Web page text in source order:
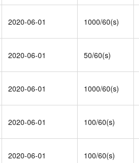
2020-06-01 1000/60(s)
2020-06-01 50/60(s)
2020-06-01 1000/60(s)
2020-06-01 100/60(s)
2020-06-01 100/60(s)